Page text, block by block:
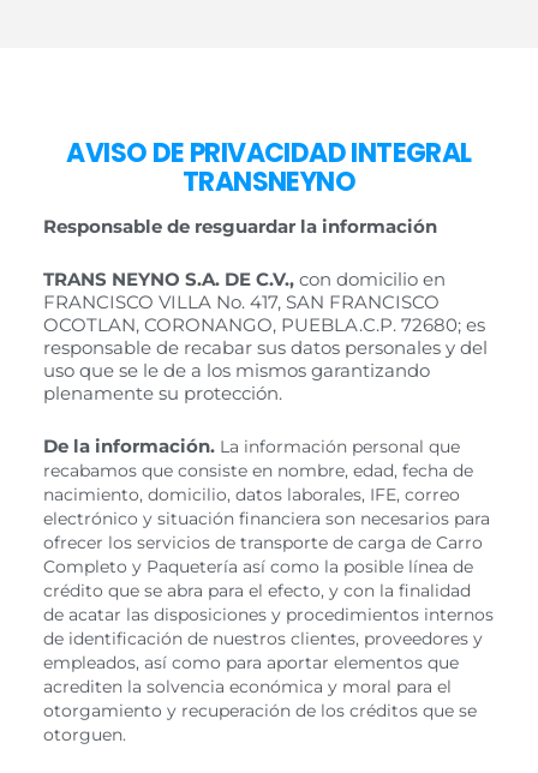
AVISO DE PRIVACIDAD INTEGRAL
TRANSNEYNO
Responsable de resguardar la información
TRANS NEYNO S.A. DE C.V., con domicilio en
FRANCISCO VILLA No. 417, SAN FRANCISCO
OCOTLAN, CORONANGO, PUEBLA.C.P. 72680; es
responsable de recabar sus datos personales y del
uso que se le de a los mismos garantizando
plenamente su protección.
De la información. La información personal que
recabamos que consiste en nombre, edad, fecha de
nacimiento, domicilio, datos laborales, IFE, correo
electrónico y situación financiera son necesarios para
ofrecer los servicios de transporte de carga de Carro
Completo y Paquetería así como la posible línea de
crédito que se abra para el efecto, y con la finalidad
de acatar las disposiciones y procedimientos internos
de identificación de nuestros clientes, proveedores y
empleados, así como para aportar elementos que
acrediten la solvencia económica y moral para el
otorgamiento y recuperación de los créditos que se
otorguen.